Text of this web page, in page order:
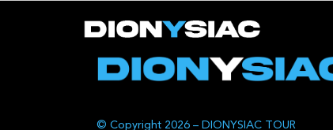
© Copyright 2026 – DIONYSIAC TOUR